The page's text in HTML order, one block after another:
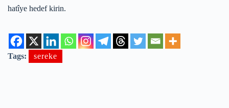
hatîye hedef kirin.
Tags: sereke